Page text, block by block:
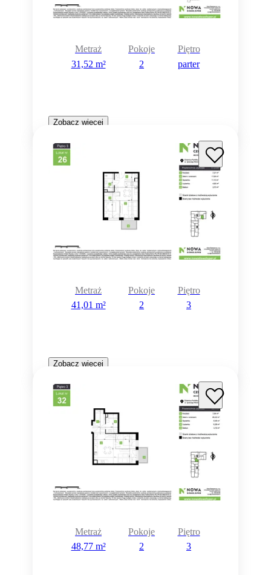
Metraż
31,52 m²
Pokoje
2
Piętro
parter
Zobacz więcej
Metraż
41,01 m²
Pokoje
2
Piętro
3
Zobacz więcej
Metraż
48,77 m²
Pokoje
2
Piętro
3